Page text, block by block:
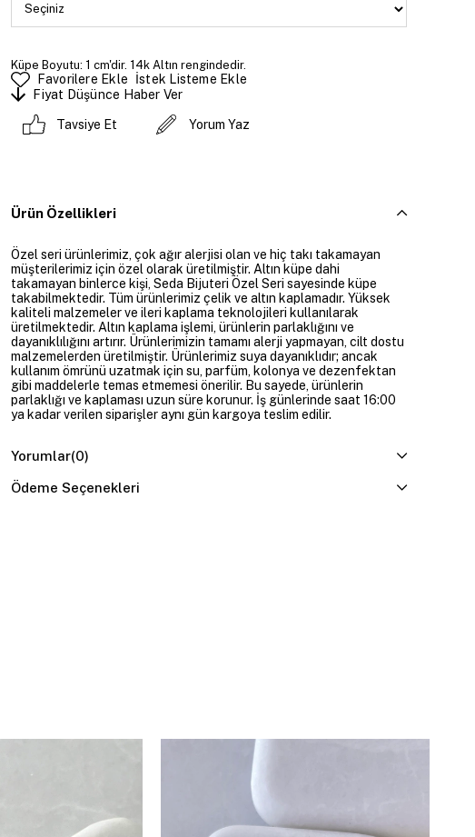
Küpe Boyutu: 1 cm'dir. 14k Altın rengindedir.
Favorilere Ekle
İstek Listeme Ekle
Fiyat Düşünce Haber Ver
Tavsiye Et Yorum Yaz
Ürün Özellikleri
Özel seri ürünlerimiz, çok ağır alerjisi olan ve hiç takı takamayan
müşterilerimiz için özel olarak üretilmiştir. Altın küpe dahi
takamayan binlerce kişi, Seda Bijuteri Özel Seri sayesinde küpe
takabilmektedir. Tüm ürünlerimiz çelik ve altın kaplamadır. Yüksek
kaliteli malzemeler ve ileri kaplama teknolojileri kullanılarak
üretilmektedir. Altın kaplama işlemi, ürünlerin parlaklığını ve
dayanıklılığını artırır. Ürünlerimizin tamamı alerji yapmayan, cilt dostu
malzemelerden üretilmiştir. Ürünlerimiz suya dayanıklıdır; ancak
kullanım ömrünü uzatmak için su, parfüm, kolonya ve dezenfektan
gibi maddelerle temas etmemesi önerilir. Bu sayede, ürünlerin
parlaklığı ve kaplaması uzun süre korunur. İş günlerinde saat 16:00
ya kadar verilen siparişler aynı gün kargoya teslim edilir.
Yorumlar(0)
Ödeme Seçenekleri